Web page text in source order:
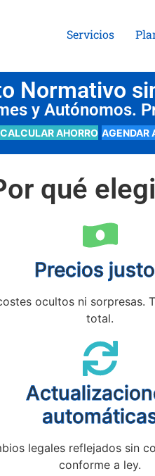
Servicios
Normativo
y Autónomos.
CALCULAR AHORRO AGENDAR
qué
Precios
ocultos ni sorpresas.
total.
legales reflejados sin
conforme a ley.